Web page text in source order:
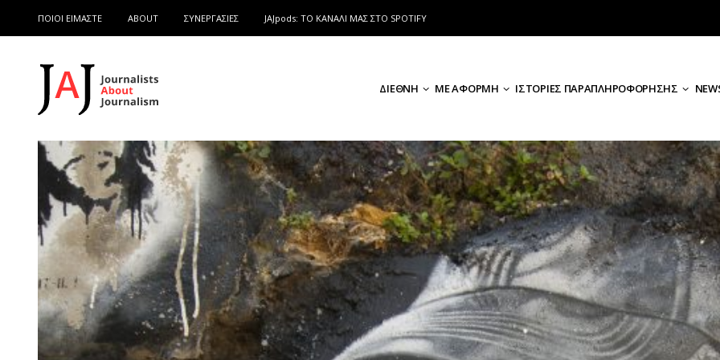
ΠΟΙΟΙ ΕΙΜΑΣΤΕ ABOUT ΣΥΝΕΡΓΑΣΙΕΣ JAJpods: TO ΚΑΝΑΛΙ ΜΑΣ ΣΤΟ SPOTIFY
ΔΙΕΘΝΗ ΜΕ ΑΦΟΡΜΗ ΙΣΤΟΡΙΕΣ ΠΑΡΑΠΛΗΡΟΦΟΡΗΣΗΣ